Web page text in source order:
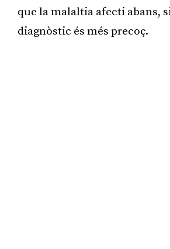
que la malaltia afecti abans,
diagnòstic és més precoç.